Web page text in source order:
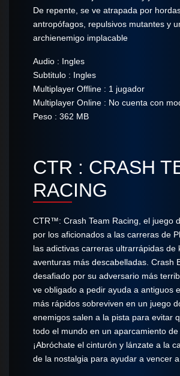
De repente, se ve atrapada por
antropófagos, repulsivos mutantes y
archienemigo implacable
Audio : Ingles
Subtitulo : Ingles
Multiplayer Offline : 1 jugador
Multiplayer Online : No cuenta con
Peso : 362 MB
CTR : CRASH
RACING
CTR™: Crash Team Racing, el juego
por los aficionados a las carreras de
las adictivas carreras ultrarrápidas de
aventuras más descabelladas. Crash
desafiado por su adversario más
ve obligado a pedir ayuda a antiguos
más rápidos sobreviven en un juego
enemigos salen a la pista para evitar
todo el mundo en un aparcamiento
¡Abróchate el cinturón y lánzate a la
de la nostalgia para ayudar a vencer